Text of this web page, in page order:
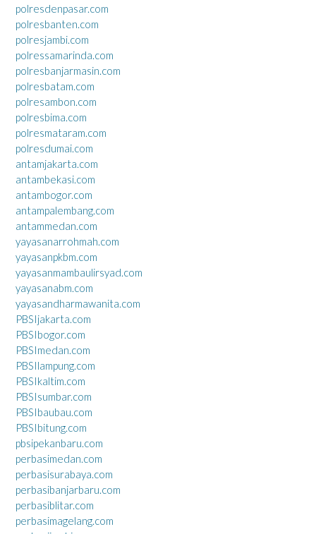
polresdenpasar.com
polresbanten.com
polresjambi.com
polressamarinda.com
polresbanjarmasin.com
polresbatam.com
polresambon.com
polresbima.com
polresmataram.com
polresdumai.com
antamjakarta.com
antambekasi.com
antambogor.com
antampalembang.com
antammedan.com
yayasanarrohmah.com
yayasanpkbm.com
yayasanmambaulirsyad.com
yayasanabm.com
yayasandharmawanita.com
PBSIjakarta.com
PBSIbogor.com
PBSImedan.com
PBSIlampung.com
PBSIkaltim.com
PBSIsumbar.com
PBSIbaubau.com
PBSIbitung.com
pbsipekanbaru.com
perbasimedan.com
perbasisurabaya.com
perbasibanjarbaru.com
perbasiblitar.com
perbasimagelang.com